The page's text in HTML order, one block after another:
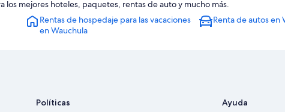
Moteles en Homeland
Condominios en Ona
los mejores hoteles, paquetes, rentas de auto y mucho más.
Rentas de hospedaje para las vacaciones
en Wauchula
Renta de autos en
Políticas Ayuda